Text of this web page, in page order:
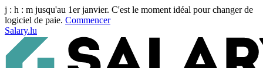
j : h : m jusqu'au 1er janvier. C'est le moment idéal pour changer de
logiciel de paie. Commencer
Salary.lu